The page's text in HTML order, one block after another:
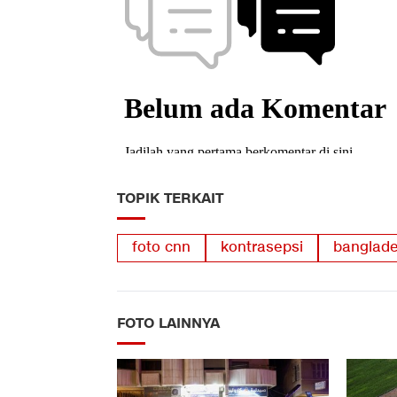
TOPIK TERKAIT
foto cnn kontrasepsi
FOTO LAINNYA